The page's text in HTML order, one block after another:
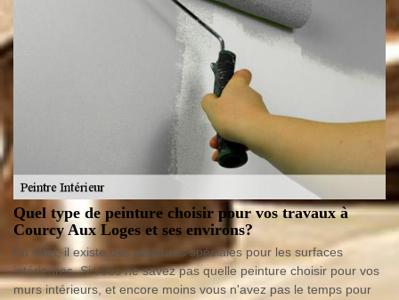
Quel type de peinture choisir pour vos travaux à
Courcy Aux Loges et ses environs?
En effet, il existe des peintures spéciales pour les surfaces
intérieures. Si vous ne savez pas quelle peinture choisir pour vos
murs intérieurs, et encore moins vous n'avez pas le temps pour